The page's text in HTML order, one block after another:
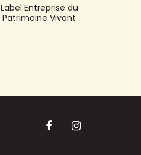
Label Entreprise du
Patrimoine Vivant